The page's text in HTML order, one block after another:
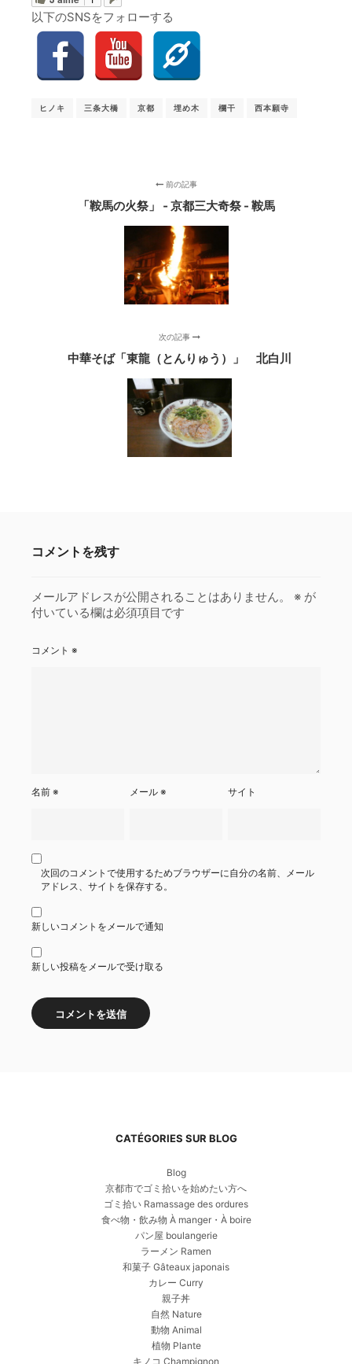
以下のSNSをフォローする
ヒノキ 三条大橋 京都 埋め木 欄干 西本願寺
前の記事
「鞍馬の火祭」 ‐ 京都三大奇祭 - 鞍馬
次の記事
中華そば「東龍（とんりゅう）」 北白川
コメントを残す
メールアドレスが公開されることはありません。 ※ が
付いている欄は必須項目です
コメント ※
名前 ※ メール※ サイト
次回のコメントで使用するためブラウザーに自分の名前、メール
アドレス、サイトを保存する。
新しいコメントをメールで通知
新しい投稿をメールで受け取る
CATÉGORIES SUR BLOG
Blog
京都市でゴミ拾いを始めたい方へ
ゴミ拾い Ramassage des ordures
食べ物・飲み物 À manger・À boire
パン屋 boulangerie
ラーメン Ramen
和菓子 Gâteaux japonais
カレー Curry
親子丼
自然 Nature
動物 Animal
植物 Plante
キノコ Champignon